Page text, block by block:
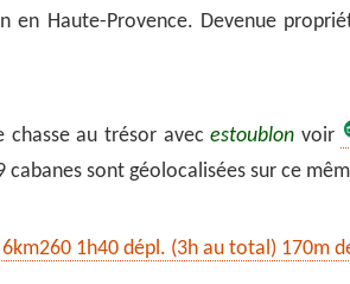
en Haute-Provence. Devenue
chasse au trésor avecestoublon voir
cabanes sont géolocalisées sur ce
1h40 dépl. (3h au total) 170m